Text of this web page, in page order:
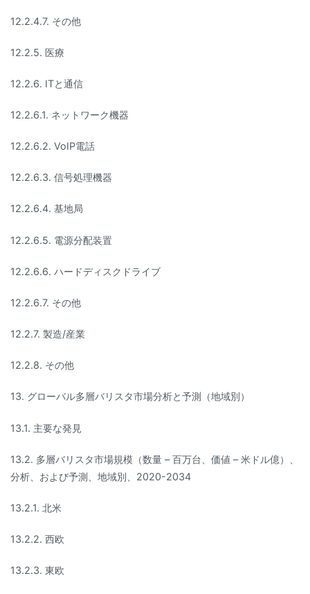
12.2.4.7. その他
12.2.5. 医療
12.2.6. ITと通信
12.2.6.1. ネットワーク機器
12.2.6.2. VoIP電話
12.2.6.3. 信号処理機器
12.2.6.4. 基地局
12.2.6.5. 電源分配装置
12.2.6.6. ハードディスクドライブ
12.2.6.7. その他
12.2.7. 製造/産業
12.2.8. その他
13. グローバル多層バリスタ市場分析と予測（地域別）
13.1. 主要な発見
13.2. 多層バリスタ市場規模（数量 – 百万台、価値 – 米ドル億）、
分析、および予測、地域別、2020-2034
13.2.1. 北米
13.2.2. 西欧
13.2.3. 東欧